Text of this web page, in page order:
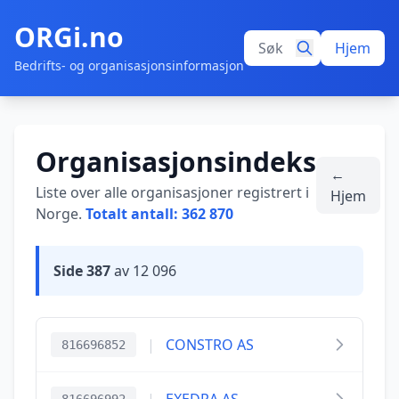
ORGi.no
Bedrifts- og organisasjonsinformasjon
Hjem
Organisasjonsindeks
Liste over alle organisasjoner registrert i
Norge. Totalt antall: 362 870
←
Hjem
Side 387av 12 096
816696852 | CONSTRO AS